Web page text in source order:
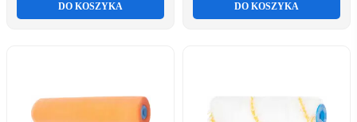
DO KOSZYKA DO KOSZYKA